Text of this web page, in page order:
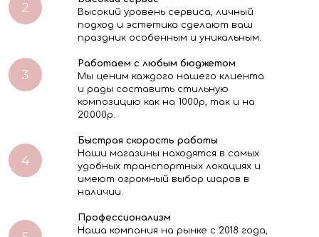
Высокий уровень сервиса, личный
подход и эстетика сделают ваш
праздник особенным и уникальным.
Работаем с любым бюджетом
Мы ценим каждого нашего клиента
и рады составить стильную
композицию как на 1000р, так и на
20.000р.
Быстрая скорость работы
Наши магазины находятся в самых
удобных транспортных локациях и
имеют огромный выбор шаров в
наличии.
Профессионализм
Наша компания на рынке с 2018 года,